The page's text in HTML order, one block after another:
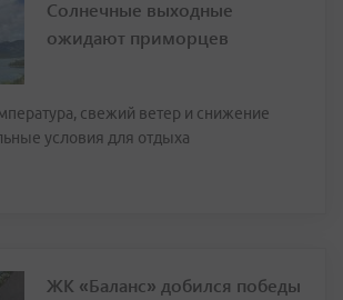
Солнечные выходные
ожидают приморцев
свежий ветер и снижение
условия для отдыха
ЖК «Баланс» добился победы